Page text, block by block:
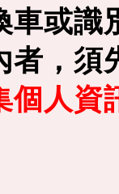
車或
者，須
個人資